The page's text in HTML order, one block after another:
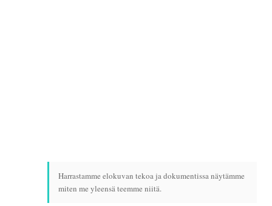
Harrastamme elokuvan tekoa ja dokumentissa näytämme
miten me yleensä teemme niitä.